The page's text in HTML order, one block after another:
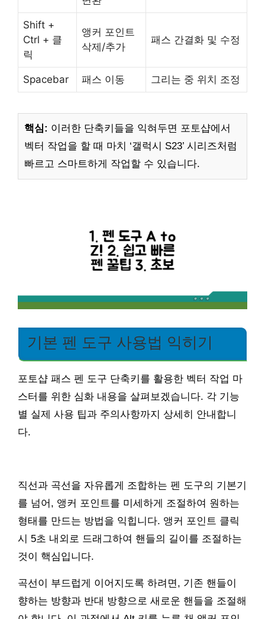
Shift +
Ctrl + 클
릭
앵커 포인트
삭제/추가
패스 간결화 및 수정
Spacebar 패스 이동 그리는 중 위치 조정
핵심: 이러한 단축키들을 익혀두면 포토샵에서
벡터 작업을 할 때 마치 ‘갤럭시 S23’ 시리즈처럼
빠르고 스마트하게 작업할 수 있습니다.
기본 펜 도구 사용법 익히기
포토샵 패스 펜 도구 단축키를 활용한 벡터 작업 마
스터를 위한 심화 내용을 살펴보겠습니다. 각 기능
별 실제 사용 팁과 주의사항까지 상세히 안내합니
다.
직선과 곡선을 자유롭게 조합하는 펜 도구의 기본기
를 넘어, 앵커 포인트를 미세하게 조절하여 원하는
형태를 만드는 방법을 익힙니다. 앵커 포인트 클릭
시 5초 내외로 드래그하여 핸들의 길이를 조절하는
것이 핵심입니다.
곡선이 부드럽게 이어지도록 하려면, 기존 핸들이
향하는 방향과 반대 방향으로 새로운 핸들을 조절해